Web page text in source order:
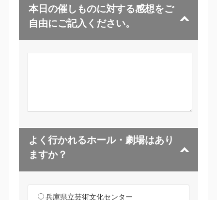
本日の催しものに対する感想をご
自由にご記入ください。
よく行かれるホール・劇場はあり
ますか？
兵庫県立芸術文化センター